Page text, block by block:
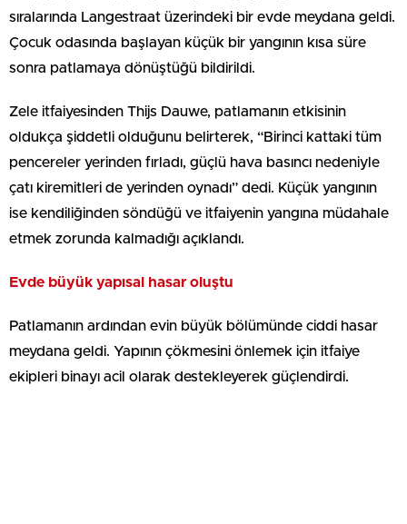
sıralarında Langestraat üzerindeki bir evde meydana geldi.
Çocuk odasında başlayan küçük bir yangının kısa süre
sonra patlamaya dönüştüğü bildirildi.
Zele itfaiyesinden Thijs Dauwe, patlamanın etkisinin
oldukça şiddetli olduğunu belirterek, “Birinci kattaki tüm
pencereler yerinden fırladı, güçlü hava basıncı nedeniyle
çatı kiremitleri de yerinden oynadı” dedi. Küçük yangının
ise kendiliğinden söndüğü ve itfaiyenin yangına müdahale
etmek zorunda kalmadığı açıklandı.
Evde büyük yapısal hasar oluştu
Patlamanın ardından evin büyük bölümünde ciddi hasar
meydana geldi. Yapının çökmesini önlemek için itfaiye
ekipleri binayı acil olarak destekleyerek güçlendirdi.